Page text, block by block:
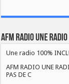
AFM RADIO UNE
Une radio 100%
AFM RADIO UNE
PAS DE C